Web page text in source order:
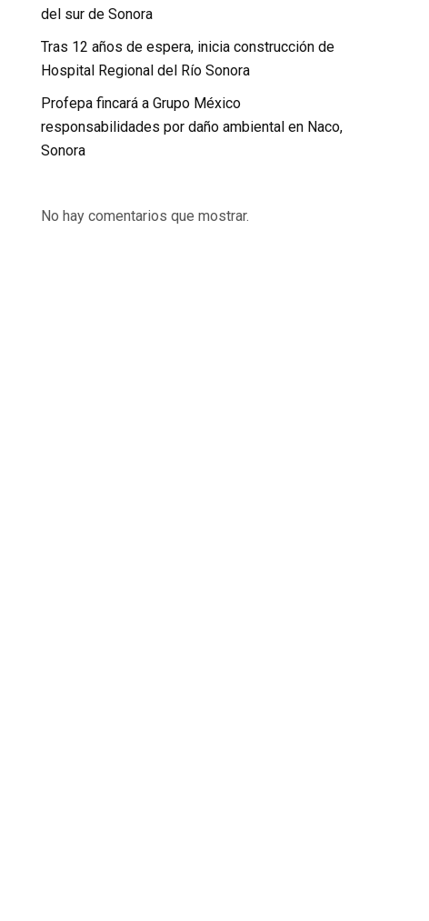
del sur de Sonora
Tras 12 años de espera, inicia construcción de
Hospital Regional del Río Sonora
Profepa fincará a Grupo México
responsabilidades por daño ambiental en Naco,
Sonora
No hay comentarios que mostrar.